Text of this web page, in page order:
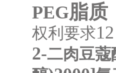
PEG脂质
权利要求12
2‑二肉豆蔻